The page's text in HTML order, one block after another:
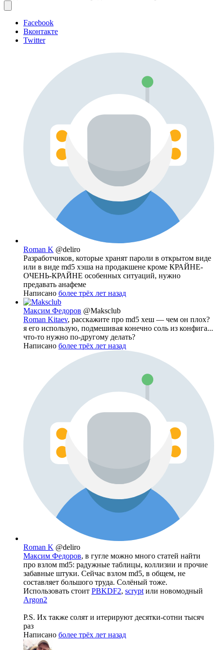
Facebook
Вконтакте
Twitter
Roman K @deliro
Разработчиков, которые хранят пароли в открытом виде
или в виде md5 хэша на продакшене кроме КРАЙНЕ-
ОЧЕНЬ-КРАЙНЕ особенных ситуаций, нужно
предавать анафеме
Написано более трёх лет назад
Максим Федоров @Maksclub
Roman Kitaev, расскажите про md5 хеш — чем он плох?
я его использую, подмешивая конечно соль из конфига...
что-то нужно по-другому делать?
Написано более трёх лет назад
Roman K @deliro
Максим Федоров, в гугле можно много статей найти
про взлом md5: радужные таблицы, коллизии и прочие
забавные штуки. Сейчас взлом md5, в общем, не
составляет большого труда. Солёный тоже.
Использовать стоит PBKDF2, scrypt или новомодный
Argon2
P.S. Их также солят и итерируют десятки-сотни тысяч
раз
Написано более трёх лет назад